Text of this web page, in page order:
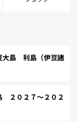
島 利島（伊豆諸
２０２７～２０２